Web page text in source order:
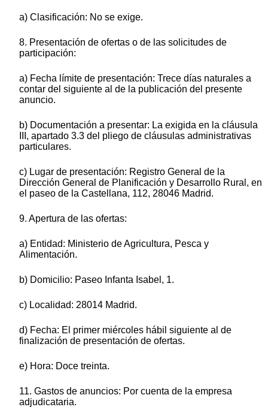
a) Clasificación: No se exige.
8. Presentación de ofertas o de las solicitudes de
participación:
a) Fecha límite de presentación: Trece días naturales a
contar del siguiente al de la publicación del presente
anuncio.
b) Documentación a presentar: La exigida en la cláusula
III, apartado 3.3 del pliego de cláusulas administrativas
particulares.
c) Lugar de presentación: Registro General de la
Dirección General de Planificación y Desarrollo Rural, en
el paseo de la Castellana, 112, 28046 Madrid.
9. Apertura de las ofertas:
a) Entidad: Ministerio de Agricultura, Pesca y
Alimentación.
b) Domicilio: Paseo Infanta Isabel, 1.
c) Localidad: 28014 Madrid.
d) Fecha: El primer miércoles hábil siguiente al de
finalización de presentación de ofertas.
e) Hora: Doce treinta.
11. Gastos de anuncios: Por cuenta de la empresa
adjudicataria.